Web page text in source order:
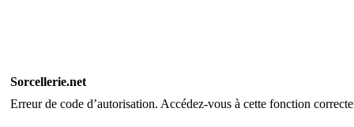
Sorcellerie.net
Erreur de code d’autorisation. Accédez-vous à cette fonction